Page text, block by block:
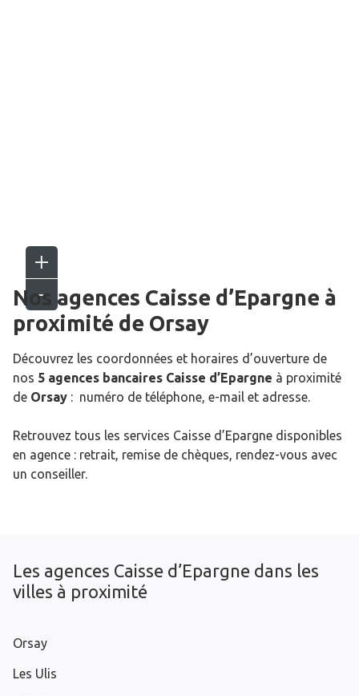
Nos agences Caisse d’Epargne à
proximité de Orsay
Découvrez les coordonnées et horaires d’ouverture de
nos 5 agences bancaires Caisse d’Epargne à proximité
de Orsay : numéro de téléphone, e-mail et adresse.
Retrouvez tous les services Caisse d’Epargne disponibles
en agence : retrait, remise de chèques, rendez-vous avec
un conseiller.
Les agences Caisse d’Epargne dans les
villes à proximité
Orsay
Les Ulis